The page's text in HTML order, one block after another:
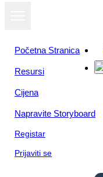
Početna Stranica
Resursi
Cijena
Napravite Storyboard
Registar
Prijaviti se